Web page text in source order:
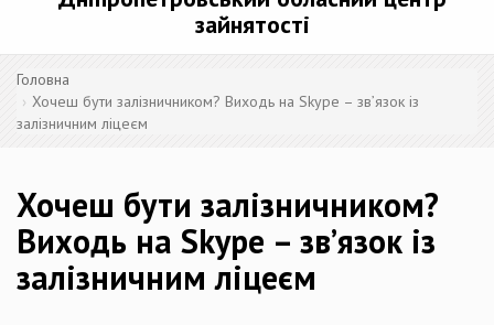
зайнятості
Головна
Хочеш бути залізничником? Виходь на Skype – зв’язок із
залізничним ліцеєм
Хочеш бути залізничником?
Виходь на Skype – зв’язок із
залізничним ліцеєм